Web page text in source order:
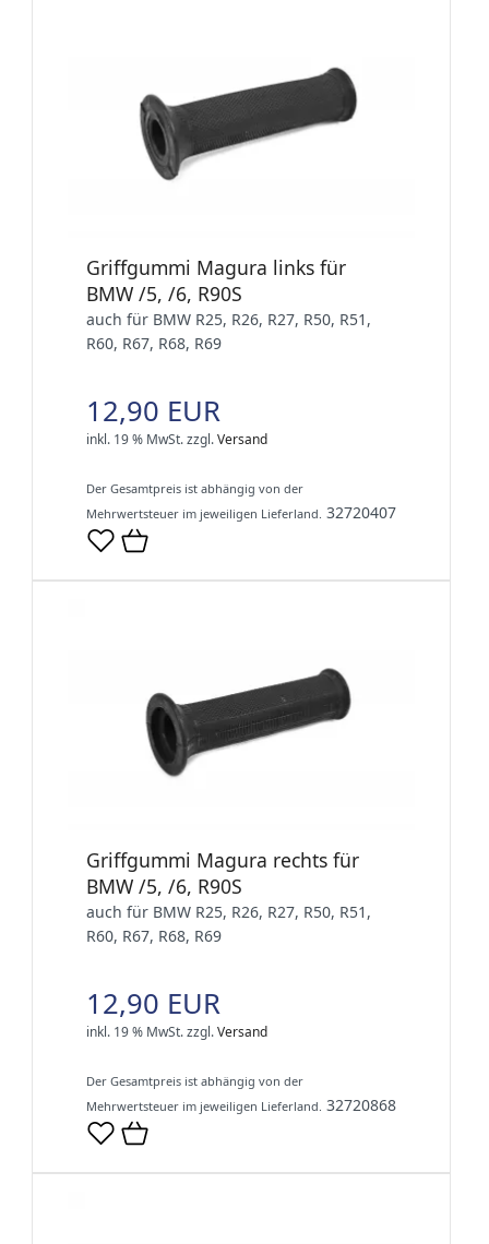
Griffgummi Magura links für
BMW /5, /6, R90S
auch für BMW R25, R26, R27, R50, R51,
R60, R67, R68, R69
12,90 EUR
inkl. 19 % MwSt.zzgl.Versand
Der Gesamtpreis ist abhängig von der
Mehrwertsteuer im jeweiligen Lieferland. 32720407
Griffgummi Magura rechts für
BMW /5, /6, R90S
auch für BMW R25, R26, R27, R50, R51,
R60, R67, R68, R69
12,90 EUR
inkl. 19 % MwSt.zzgl.Versand
Der Gesamtpreis ist abhängig von der
Mehrwertsteuer im jeweiligen Lieferland. 32720868